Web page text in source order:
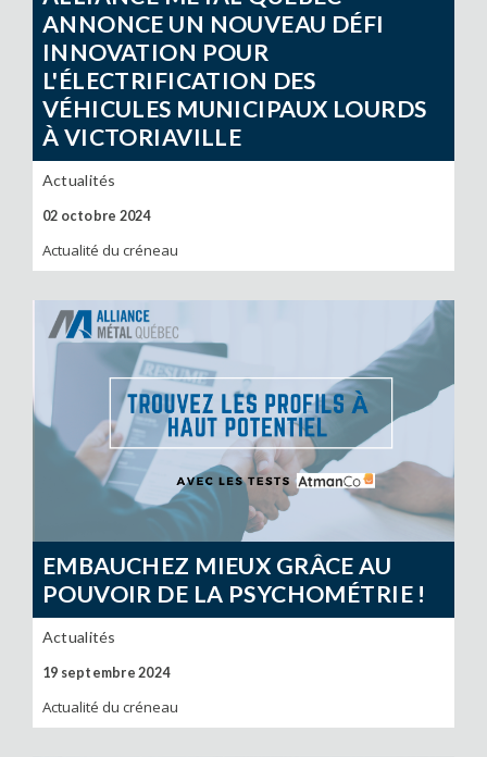
ANNONCE UN NOUVEAU DÉFI
INNOVATION POUR
L'ÉLECTRIFICATION DES
VÉHICULES MUNICIPAUX LOURDS
À VICTORIAVILLE
Actualités
02 octobre 2024
Actualité du créneau
EMBAUCHEZ MIEUX GRÂCE AU
POUVOIR DE LA PSYCHOMÉTRIE !
Actualités
19 septembre 2024
Actualité du créneau